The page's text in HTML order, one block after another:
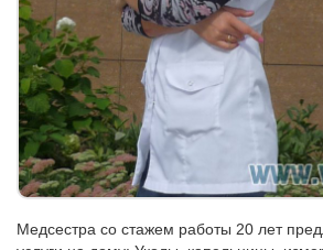
Медсестра со стажем работы 20 лет